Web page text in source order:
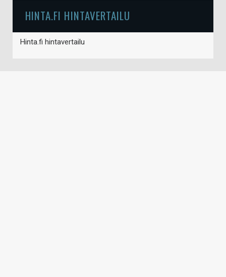
HINTA.FI HINTAVERTAILU
Hinta.fi hintavertailu